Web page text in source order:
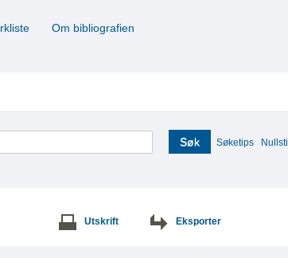
Om bibliografien
Søk Søketips Nullstill
Utskrift Eksporter